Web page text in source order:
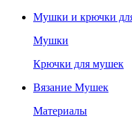
Мушки и крючки
Мушки
Крючки для мушек
Вязание Мушек
Материалы